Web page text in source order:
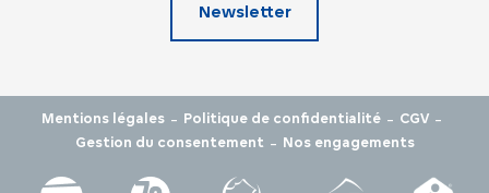
Newsletter
Mentions légales - Politique de confidentialité - CGV -
Gestion du consentement - Nos engagements